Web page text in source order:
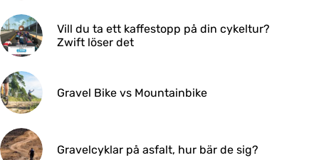
Vill du ta ett kaffestopp på din cykeltur?
Zwift löser det
Gravel Bike vs Mountainbike
Gravelcyklar på asfalt, hur bär de sig?